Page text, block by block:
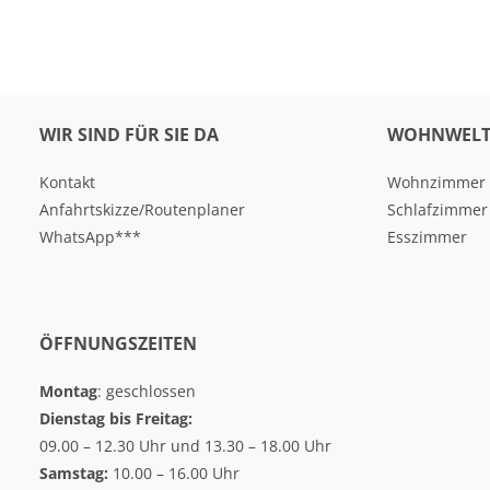
WIR SIND FÜR SIE DA
Kontakt
Anfahrtskizze/Routenplaner
WhatsApp***
Wohnzimmer
Schlafzimmer
Esszimmer
ÖFFNUNGSZEITEN
Montag: geschlossen
Dienstag bis Freitag:
09.00 – 12.30 Uhr und 13.30 – 18.00 Uhr
Samstag: 10.00 – 16.00 Uhr